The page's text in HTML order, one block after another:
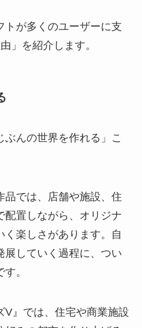
トが多くのユーザーに支
」を紹介します。
ぶんの世界を作れる」こ
品では、店舗や施設、住
配置しながら、オリジナ
く楽しさがあります。自
展していく過程に、つい
。
V』では、住宅や商業施設